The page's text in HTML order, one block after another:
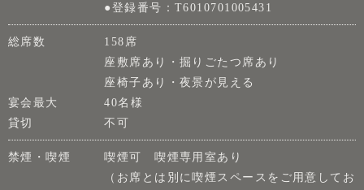
●登録番号：T6010701005431
総席数
158席
座敷席あり・掘りごたつ席あり
座椅子あり・夜景が見える
宴会最大
40名様
貸切
不可
禁煙・喫煙
喫煙可 喫煙専用室あり
（お席とは別に喫煙スペースをご用意してお